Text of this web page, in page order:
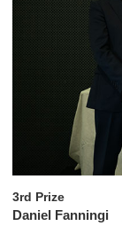
3rd Prize
Daniel Fanningi